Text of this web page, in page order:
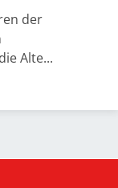
der
Alte...